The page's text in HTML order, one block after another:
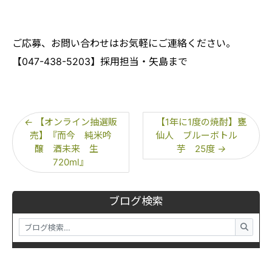
ブログ検索
ご応募、お問い合わせはお気軽にご連絡ください。
【047-438-5203】採用担当・矢島まで
← 【オンライン抽選販
売】『而今 純米吟
醸 酒未来 生
720ml』
【1年に1度の焼酎】甕
仙人 ブルーボトル
芋 25度 →